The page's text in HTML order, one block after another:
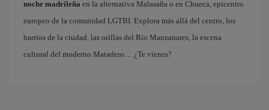
noche madrileña en la alternativa Malasaña o en Chueca, epicentro
europeo de la comunidad LGTBI. Explora más allá del centro, los
barrios de la ciudad, las orillas del Río Manzanares, la escena
cultural del moderno Matadero… ¿Te vienes?